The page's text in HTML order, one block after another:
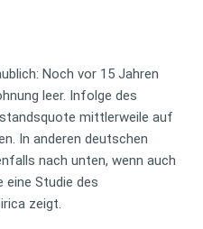
Noch vor 15 Jahren
leer. Infolge des
mittlerweile auf
In anderen deutschen
nach unten, wenn auch
eine Studie des
zeigt.